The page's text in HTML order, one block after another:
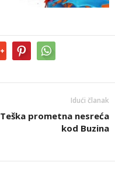
Idući članak
Teška prometna nesreća
kod Buzina